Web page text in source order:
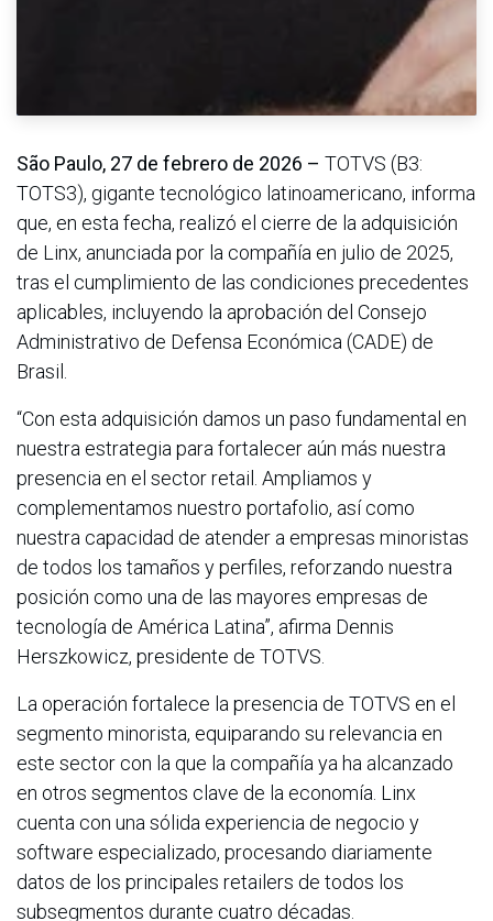
São Paulo, 27 de febrero de 2026 – TOTVS (B3:
TOTS3), gigante tecnológico latinoamericano, informa
que, en esta fecha, realizó el cierre de la adquisición
de Linx, anunciada por la compañía en julio de 2025,
tras el cumplimiento de las condiciones precedentes
aplicables, incluyendo la aprobación del Consejo
Administrativo de Defensa Económica (CADE) de
Brasil.
“Con esta adquisición damos un paso fundamental en
nuestra estrategia para fortalecer aún más nuestra
presencia en el sector retail. Ampliamos y
complementamos nuestro portafolio, así como
nuestra capacidad de atender a empresas minoristas
de todos los tamaños y perfiles, reforzando nuestra
posición como una de las mayores empresas de
tecnología de América Latina”, afirma Dennis
Herszkowicz, presidente de TOTVS.
La operación fortalece la presencia de TOTVS en el
segmento minorista, equiparando su relevancia en
este sector con la que la compañía ya ha alcanzado
en otros segmentos clave de la economía. Linx
cuenta con una sólida experiencia de negocio y
software especializado, procesando diariamente
datos de los principales retailers de todos los
subsegmentos durante cuatro décadas.